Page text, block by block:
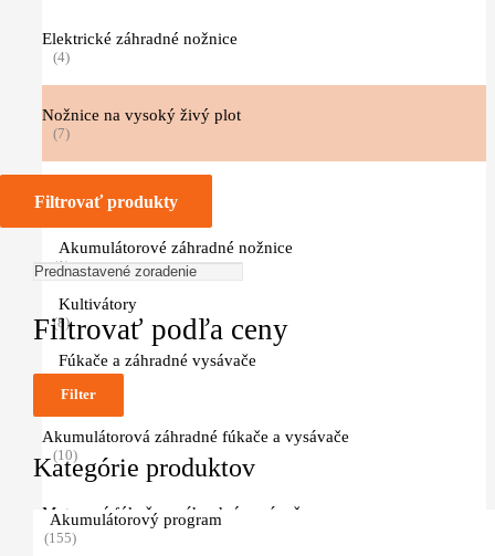
Elektrické záhradné nožnice
(4)
Nožnice na vysoký živý plot
(7)
Príslušenstvo
(2)
Akumulátorové záhradné nožnice
(1)
Kultivátory
(8)
Fúkače a záhradné vysávače
(25)
Akumulátorová záhradné fúkače a vysávače
(10)
Motorové fúkače a záhradné vysávače
(3)
Filtrovať produkty
Filtrovať podľa ceny
Filter
Kategórie produktov
Akumulátorový program
(155)